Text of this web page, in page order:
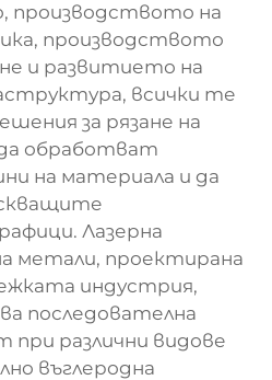
производството на
производството
и развитието на
всички те
за рязане на
обработват
на материала и да
Лазерна
метали, проектирана
индустрия,
последователна
при различни видове
въглеродна